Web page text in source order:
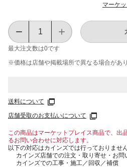
マーケ
最大注文数は0です
※価格は​店舗や​掲載場所で​異なる​場合が​あり
送料について
店舗受取のお支払いについて
この商品はマーケットプレイス商品で、出
るお問い合わせに対応します。
以下の対応はカインズでは行っておりません
カインズ店舗での注文・取り寄せ・お問
カインズでの工事・施工／回収／補償